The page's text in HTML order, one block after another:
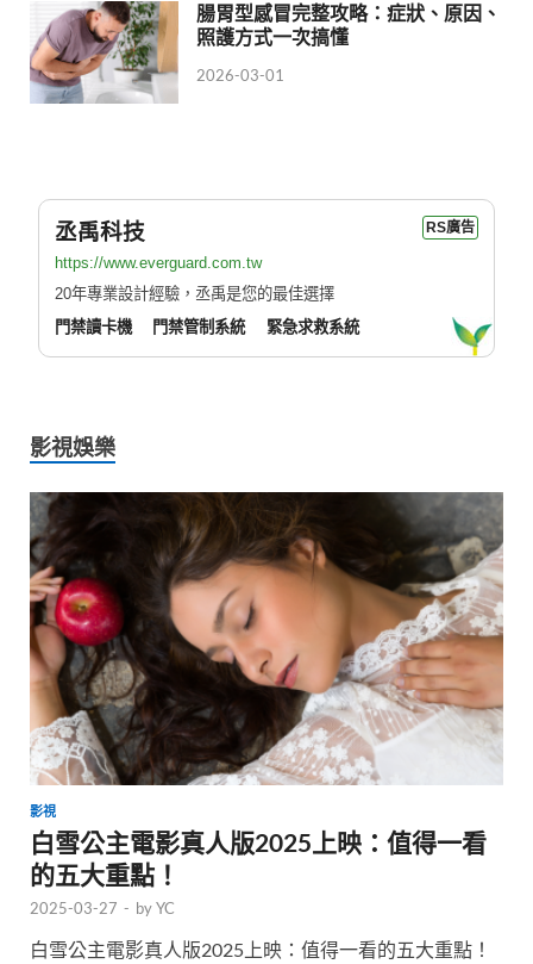
腸胃型感冒完整攻略：症狀、原因、
照護方式一次搞懂
2026-03-01
丞禹科技 RS廣告
https://www.everguard.com.tw
20年專業設計經驗，丞禹是您的最佳選擇
門禁讀卡機
門禁管制系統 緊急求救系統
影視娛樂
影視
白雪公主電影真人版2025上映：值得一看
的五大重點！
2025-03-27 - byYC
白雪公主電影真人版2025上映：值得一看的五大重點！